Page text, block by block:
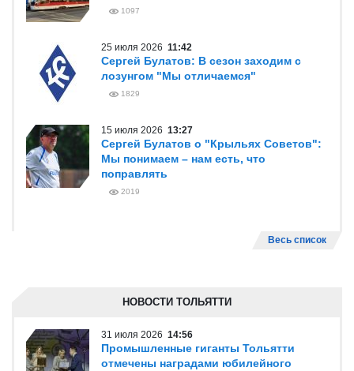
1097
25 июля 2026 11:42
Сергей Булатов: В сезон заходим с
лозунгом "Мы отличаемся"
1829
15 июля 2026 13:27
Сергей Булатов о "Крыльях Советов":
Мы понимаем – нам есть, что
поправлять
2019
Весь список
НОВОСТИ ТОЛЬЯТТИ
31 июля 2026 14:56
Промышленные гиганты Тольятти
отмечены наградами юбилейного